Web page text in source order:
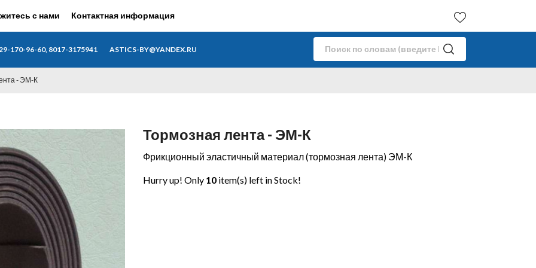
с нами Контактная информация
170-96-60, 8017-3175941 ASTICS-BY@YANDEX.RU
- ЭМ-К
Тормозная лента - ЭМ-К
Фрикционный эластичный материал (тормозная лента) ЭМ-К
Hurry up! Only 10 item(s) left in Stock!